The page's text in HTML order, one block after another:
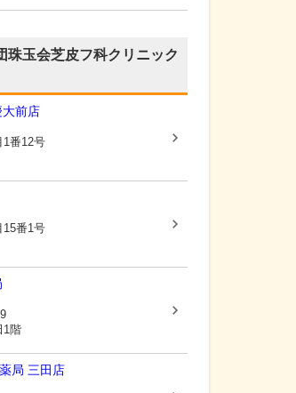
珠玉会芝皮フ科クリニック
前店
1番12号
15番1号
1階
局 三田店